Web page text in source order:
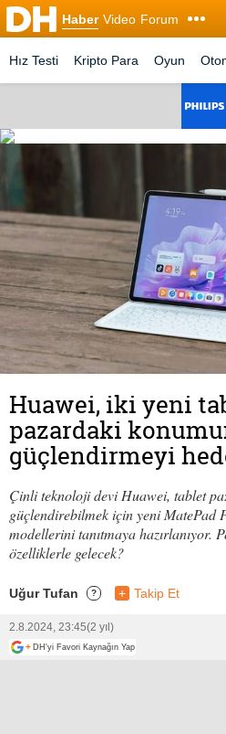
Haber Video Forum
Hız Testi Kripto Para Oyun
Huawei, iki yeni
pazardaki
güçlendirmeyi
Çinli teknoloji devi Huawei, tablet
güçlendirebilmek için yeni MatePad
modellerini tanıtmaya hazırlanıyor.
özelliklerle gelecek?
Uğur Tufan ? + Takip Et
2.8.2024, 23:45(2 yıl)
+ DH'yi Favori Kaynağın Yap